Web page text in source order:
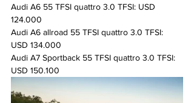
Audi A6 55 TFSI quattro 3.0 TFSI: USD
124.000
Audi A6 allroad 55 TFSI quattro 3.0 TFSI:
USD 134.000
Audi A7 Sportback 55 TFSI quattro 3.0 TFSI:
USD 150.100